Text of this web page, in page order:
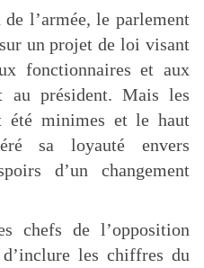
l’armée, le parlement
un projet de loi visant
fonctionnaires et aux
au président. Mais les
été minimes et le haut
sa loyauté envers
d’un changement
chefs de l’opposition
les chiffres du